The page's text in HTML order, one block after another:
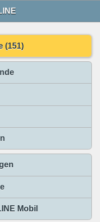
(151)
Mobil